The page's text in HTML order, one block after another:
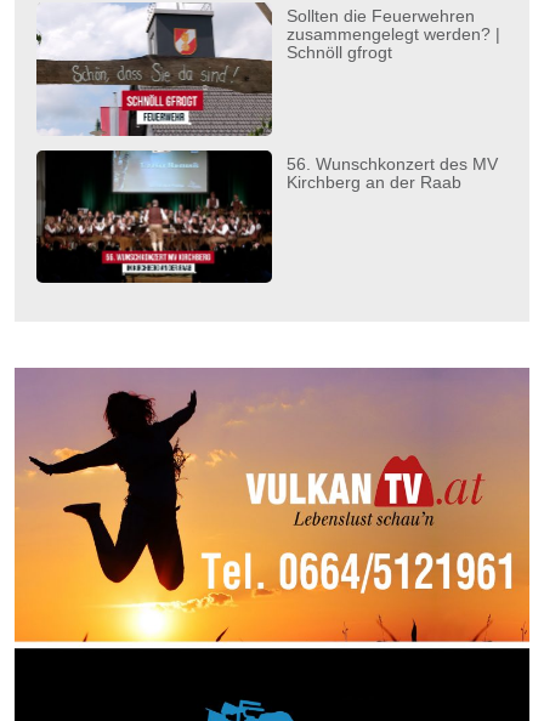
Sollten die Feuerwehren
zusammengelegt werden? |
Schnöll gfrogt
56. Wunschkonzert des MV
Kirchberg an der Raab